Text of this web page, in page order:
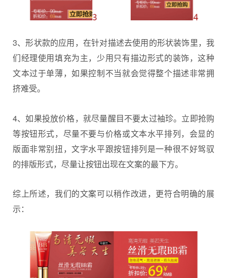
3、形状款的应用，在针对描述去使用的形状装饰里，我
们经理使用填充为主，少用只有描边形式的装饰，这种
文本过于单薄，如果控制不当就会觉得整个描述非常拥
挤难受。
4、如果投放价格，就尽量醒目不要太过袖珍。立即抢购
等按钮形式，尽量不要与价格或文本水平排列，会显的
版面非常别扭，文字水平跟按钮排列是一种很不好驾驭
的排版形式，尽量让按钮出现在文案的最下方。
综上所述，我们的文案可以稍作改进，更符合明确的展
示：